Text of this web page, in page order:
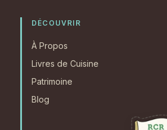
DÉCOUVRIR
À Propos
Livres de Cuisine
Patrimoine
Blog